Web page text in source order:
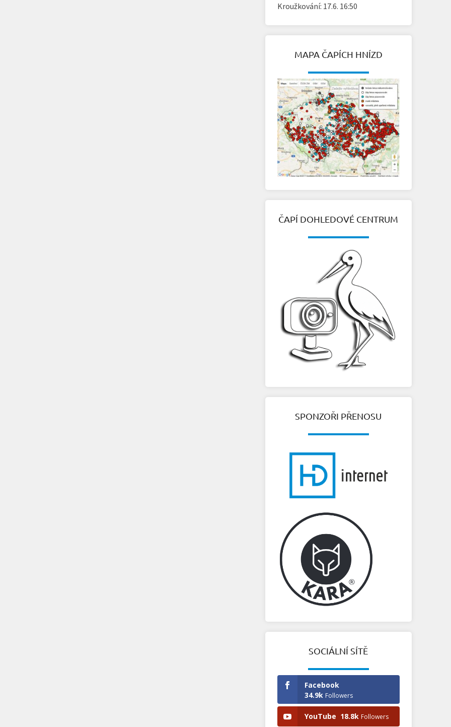
Kroužkování: 17.6. 16:50
MAPA ČAPÍCH HNÍZD
ČAPÍ DOHLEDOVÉ CENTRUM
SPONZOŘI PŘENOSU
SOCIÁLNÍ SÍTĚ
Facebook
34.9k Followers
YouTube 18.8k Followers